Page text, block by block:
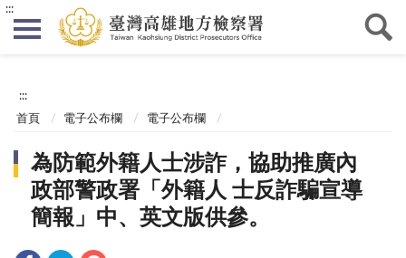
:::
:::
首頁 電子公布欄 電子公布欄
為防範外籍人士涉詐，協助推廣內
政部警政署「外籍人 士反詐騙宣導
簡報」中、英文版供參。